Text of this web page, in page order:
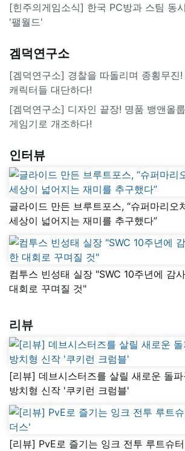
[힌주의게임소식] 한국 PC방과 스팀 동
'팰월드'
겜덕연구소
[겜덕연구소] 경찰을 따돌리며 종횡무진
캐릭터들 대단하다!
[겜덕연구소] 디자인 끝장! 명품 뱅앤올
게임기로 개조하다!
인터뷰
글라이드 만든 브루트포스, “슈퍼마리오
세상이 넓어지는 재미를 추구했다”
컴투스 빈성태 실장 "SWC 10주년에 감
대회로 꾸며질 것"
리뷰
[리뷰] 데브시스터즈를 살릴 새로운 돌
방치형 신작 '쿠키런 크럼블'
[리뷰] PvE로 즐기는 잉크 전투 루트슈